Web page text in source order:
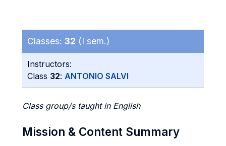
Classes: 32 (I sem.)
Instructors:
Class 32: ANTONIO SALVI
Class group/s taught in English
Mission & Content Summary